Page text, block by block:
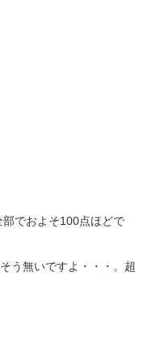
でおよそ100点ほどで
う無いですよ・・・。超